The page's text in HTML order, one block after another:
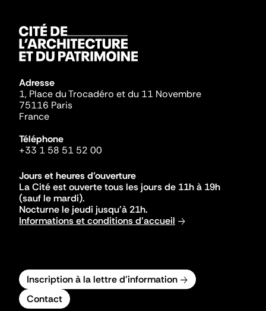
Adresse
1, Place du Trocadéro et du 11 Novembre
75116 Paris
France
Téléphone
+33 1 58 51 52 00
Jours et heures d'ouverture
La Cité est ouverte tous les jours de 11h à 19h
(sauf le mardi).
Nocturne le jeudi jusqu'à 21h.
Informations et conditions d'accueil
Inscription à la lettre d'information
Contact